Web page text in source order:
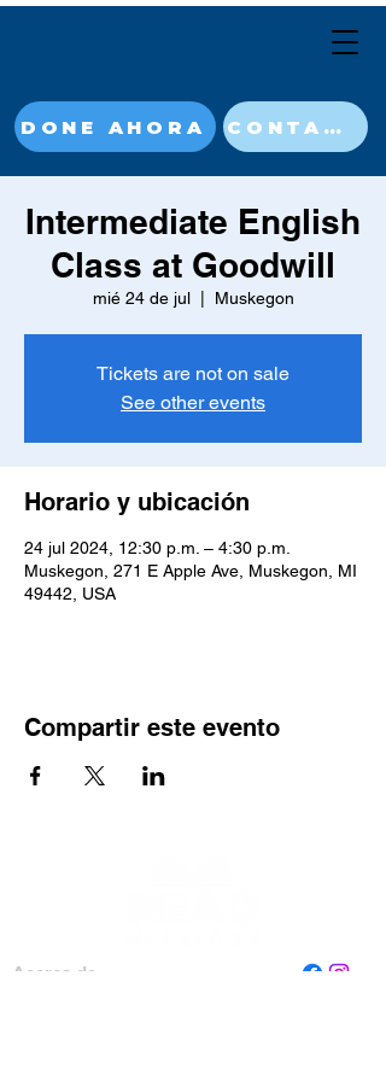
DONE AHORA CONTACT
Intermediate English
Class at Goodwill
mié 24 de jul
  |
Muskegon
Tickets are not on sale
See other events
Horario y ubicación
24 jul 2024, 12:30 p.m. – 4:30 p.m.
Muskegon, 271 E Apple Ave, Muskegon, MI
49442, USA
Compartir este evento
Acerca de